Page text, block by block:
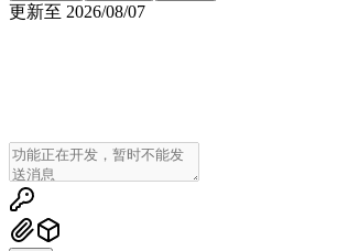
更新至 2026/08/07